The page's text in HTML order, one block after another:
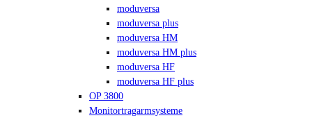
moduversa
moduversa plus
moduversa HM
moduversa HM plus
moduversa HF
moduversa HF plus
OP 3800
Monitortragarmsysteme